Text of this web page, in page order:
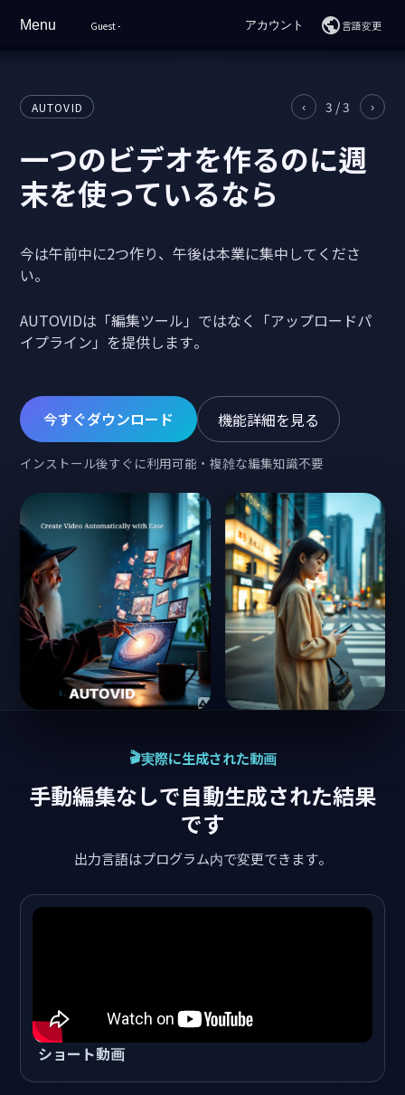
Menu
機能紹介
サンプル動画
料金
サポート
Guest- アカウント
会員登録
言語変更
AUTOVID ‹ 3 /3 ›
一つのビデオを作るのに週
末を使っているなら
今は午前中に2つ作り、午後は本業に集中してくださ
い。
AUTOVIDは「編集ツール」ではなく「アップロードパ
イプライン」を提供します。
今すぐダウンロード 機能詳細を見る
インストール後すぐに利用可能・複雑な編集知識不要
実際に生成された動画
手動編集なしで自動生成された結果
です
出力言語はプログラム内で変更できます。
ショート動画